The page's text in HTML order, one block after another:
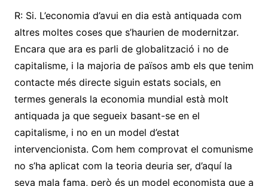
R: Si. L’economia d’avui en dia està antiquada com
altres moltes coses que s’haurien de modernitzar.
Encara que ara es parli de globalització i no de
capitalisme, i la majoria de països amb els que tenim
contacte més directe siguin estats socials, en
termes generals la economia mundial està molt
antiquada ja que segueix basant-se en el
capitalisme, i no en un model d’estat
intervencionista. Com hem comprovat el comunisme
no s’ha aplicat com la teoria deuria ser, d’aquí la
seva mala fama, però és un model economista que a